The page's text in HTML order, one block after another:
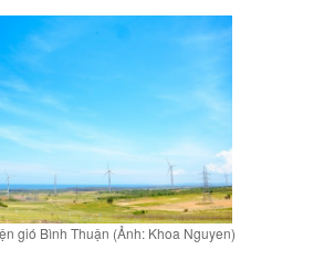
gió Bình Thuận (Ảnh: Khoa Nguyen)